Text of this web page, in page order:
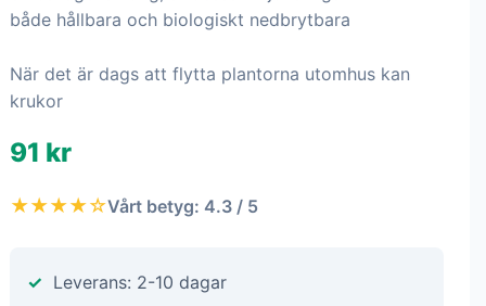
både hållbara och biologiskt nedbrytbara
När det är dags att flytta plantorna utomhus kan
krukor
91 kr
★★★★☆Vårt betyg: 4.3 / 5
Leverans: 2-10 dagar